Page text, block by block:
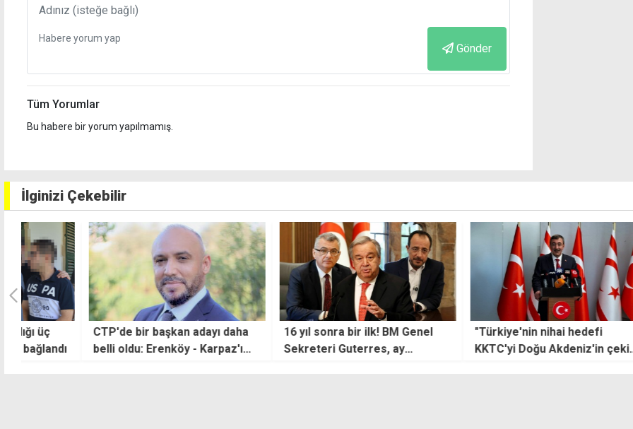
Gönder
Tüm Yorumlar
Bu habere bir yorum yapılmamış.
İlginizi Çekebilir
CTP'de bir başkan adayı daha
belli oldu: Erenköy - Karpaz'ı
16 yıl sonra bir ilk! BM Genel
Sekreteri Guterres, ay
"Türkiye'nin nihai hedefi
KKTC'yi Doğu Akdeniz'in çekim
"Bu
yok